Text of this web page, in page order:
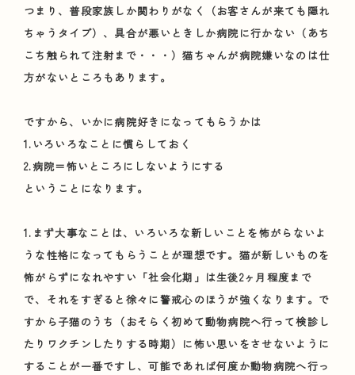
つまり、普段家族しか関わりがなく（お客さんが来ても隠れ
ちゃうタイプ）、具合が悪いときしか病院に行かない（あち
こち触られて注射まで・・・）猫ちゃんが病院嫌いなのは仕
方がないところもあります。
ですから、いかに病院好きになってもらうかは
1.いろいろなことに慣らしておく
2.病院＝怖いところにしないようにする
ということになります。
1.まず大事なことは、いろいろな新しいことを怖がらないよ
うな性格になってもらうことが理想です。猫が新しいものを
怖がらずになれやすい「社会化期」は生後2ヶ月程度まで
で、それをすぎると徐々に警戒心のほうが強くなります。で
すから子猫のうち（おそらく初めて動物病院へ行って検診し
たりワクチンしたりする時期）に怖い思いをさせないように
することが一番ですし、可能であれば何度か動物病院へ行っ